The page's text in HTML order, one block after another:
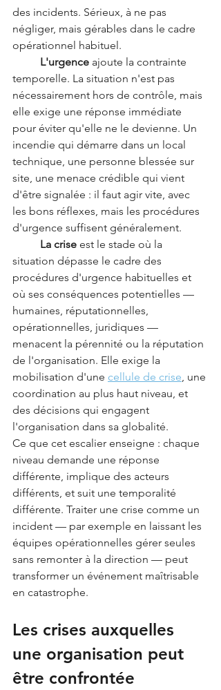
des incidents. Sérieux, à ne pas
négliger, mais gérables dans le cadre
opérationnel habituel.
	L'urgence
ajoute la contrainte
temporelle. La situation n'est pas
nécessairement hors de contrôle, mais
elle exige une réponse immédiate
pour éviter qu'elle ne le devienne. Un
incendie qui démarre dans un local
technique, une personne blessée sur
site, une menace crédible qui vient
d'être signalée : il faut agir vite, avec
les bons réflexes, mais les procédures
d'urgence suffisent généralement.
	La crise
est le stade où la
situation dépasse le cadre des
procédures d'urgence habituelles et
où ses conséquences potentielles —
humaines, réputationnelles,
opérationnelles, juridiques —
menacent la pérennité ou la réputation
de l'organisation. Elle exige la
mobilisation d'une cellule de crise, une
coordination au plus haut niveau, et
des décisions qui engagent
l'organisation dans sa globalité.
Ce que cet escalier enseigne : chaque
niveau demande une réponse
différente, implique des acteurs
différents, et suit une temporalité
différente. Traiter une crise comme un
incident — par exemple en laissant les
équipes opérationnelles gérer seules
sans remonter à la direction — peut
transformer un événement maîtrisable
en catastrophe.
Les crises auxquelles
une organisation peut
être confrontée